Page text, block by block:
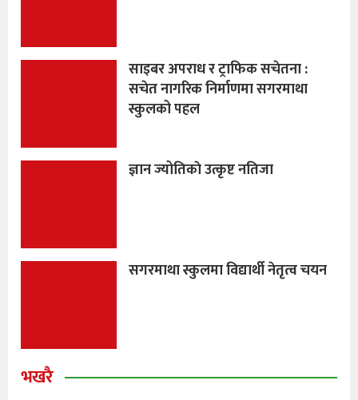
साइबर अपराध र ट्राफिक सचेतना :
सचेत नागरिक निर्माणमा सगरमाथा
स्कुलको पहल
ज्ञान ज्योतिकाे उत्कृष्ट नतिजा
सगरमाथा स्कुलमा विद्यार्थी नेतृत्व चयन
भखरै